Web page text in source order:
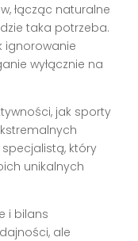
łącząc naturalne
taka potrzeba.
ignorowanie
wyłącznie na
jak sporty
który
unikalnych
i bilans
ale